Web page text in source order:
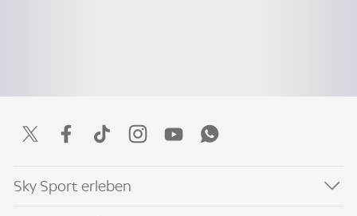
Sky Sport erleben